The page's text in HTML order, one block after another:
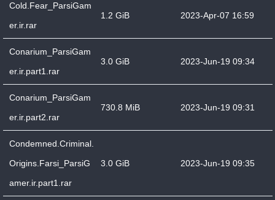
Cold.Fear_ParsiGam
er.ir.rar
1.2 GiB 2023-Apr-07 16:59
Conarium_ParsiGam
er.ir.part1.rar
3.0 GiB 2023-Jun-19 09:34
Conarium_ParsiGam
er.ir.part2.rar
730.8 MiB 2023-Jun-19 09:31
Condemned.Criminal.
Origins.Farsi_ParsiG
amer.ir.part1.rar
3.0 GiB 2023-Jun-19 09:35